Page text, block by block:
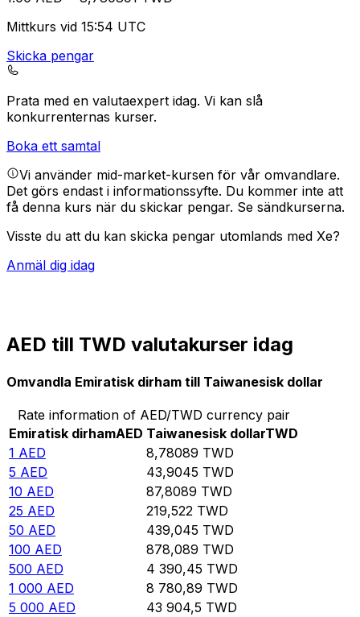
Mittkurs vid 15:54 UTC
Skicka pengar
Prata med en valutaexpert idag. Vi kan slå
konkurrenternas kurser.
Boka ett samtal
Vi använder mid-market-kursen för vår omvandlare.
Det görs endast i informationssyfte. Du kommer inte att
få denna kurs när du skickar pengar. Se sändkurserna.
Visste du att du kan skicka pengar utomlands med Xe?
Anmäl dig idag
AED till TWD valutakurser idag
Omvandla Emiratisk dirham till Taiwanesisk dollar
Rate information of AED/TWD currency pair
Emiratisk dirhamAED Taiwanesisk dollarTWD
1 AED 8,78089 TWD
5 AED 43,9045 TWD
10 AED 87,8089 TWD
25 AED 219,522 TWD
50 AED 439,045 TWD
100 AED 878,089 TWD
500 AED 4 390,45 TWD
1 000 AED 8 780,89 TWD
5 000 AED 43 904,5 TWD